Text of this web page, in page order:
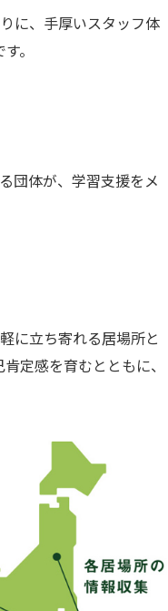
に、手厚いスタッフ体
。
団体が、学習支援をメ
に立ち寄れる居場所と
定感を育むとともに、